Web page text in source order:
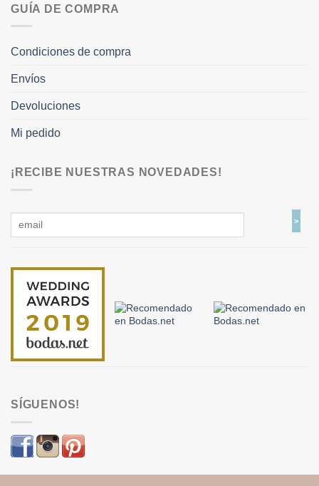
GUÍA DE COMPRA
Condiciones de compra
Envíos
Devoluciones
Mi pedido
¡RECIBE NUESTRAS NOVEDADES!
SÍGUENOS!